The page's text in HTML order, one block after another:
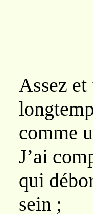
Assez et
comme
J’ai
qui
sein ;